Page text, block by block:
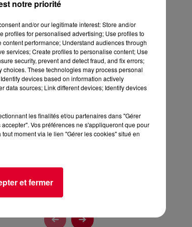
urlz.fr/hhZxGoogle MIX : TOOLROOM
MIX : TONY JAY
notre priorité
and/or our legitimate interest: Store and/or
profiles for personalised advertising; Use profiles to
performance; Understand audiences through
services; Create profiles to personalise content; Use
security, prevent and detect fraud, and fix errors;
These technologies may process personal
devices based on information actively
data sources; Link different devices; Identify devices
les finalités et/ou partenaires dans "Gérer
Vos préférences ne s'appliqueront que pour
moment via le lien "Gérer les cookies" situé en
et fermer